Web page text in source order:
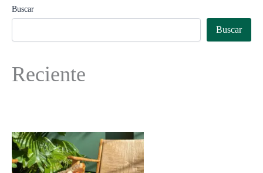
Buscar
Buscar
Reciente